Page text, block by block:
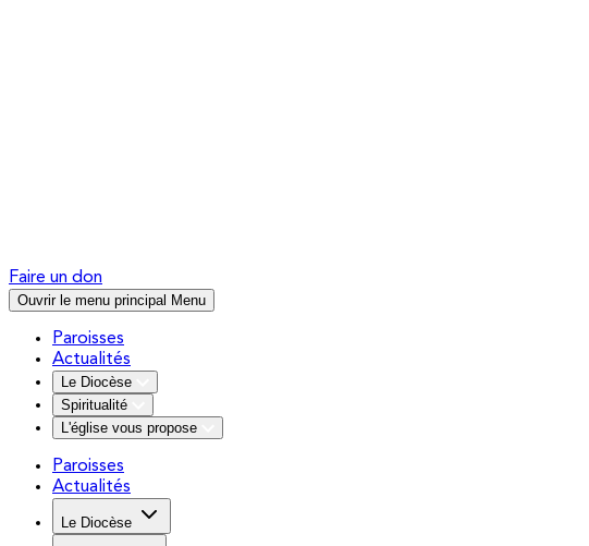
Faire un don
Ouvrir le menu principal Menu
Paroisses
Actualités
Le Diocèse
Spiritualité
L'église vous propose
Paroisses
Actualités
Le Diocèse